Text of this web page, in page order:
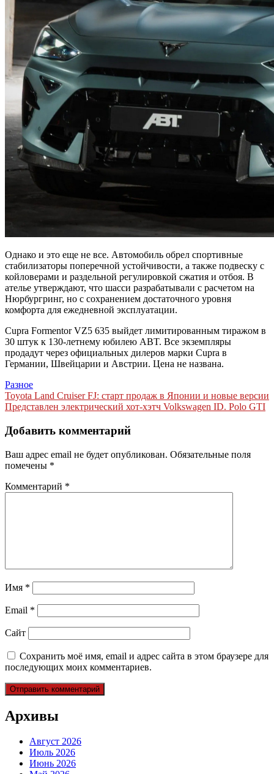
Однако и это еще не все. Автомобиль обрел спортивные
стабилизаторы поперечной устойчивости, а также подвеску с
койловерами и раздельной регулировкой сжатия и отбоя. В
ателье утверждают, что шасси разрабатывали с расчетом на
Нюрбургринг, но с сохранением достаточного уровня
комфорта для ежедневной эксплуатации.
Cupra Formentor VZ5 635 выйдет лимитированным тиражом в
30 штук к 130-летнему юбилею ABT. Все экземпляры
продадут через официальных дилеров марки Cupra в
Германии, Швейцарии и Австрии. Цена не названа.
Разное
Навигация
по
записям
Toyota Land Cruiser FJ: старт продаж в Японии и новые версии
Представлен электрический хот-хэтч Volkswagen ID. Polo GTI
Добавить комментарий
Ваш адрес email не будет опубликован. Обязательные поля
помечены *
Комментарий *
Имя *
Email *
Сайт
Сохранить моё имя, email и адрес сайта в этом браузере для
последующих моих комментариев.
Архивы
Август 2026
Июль 2026
Июнь 2026